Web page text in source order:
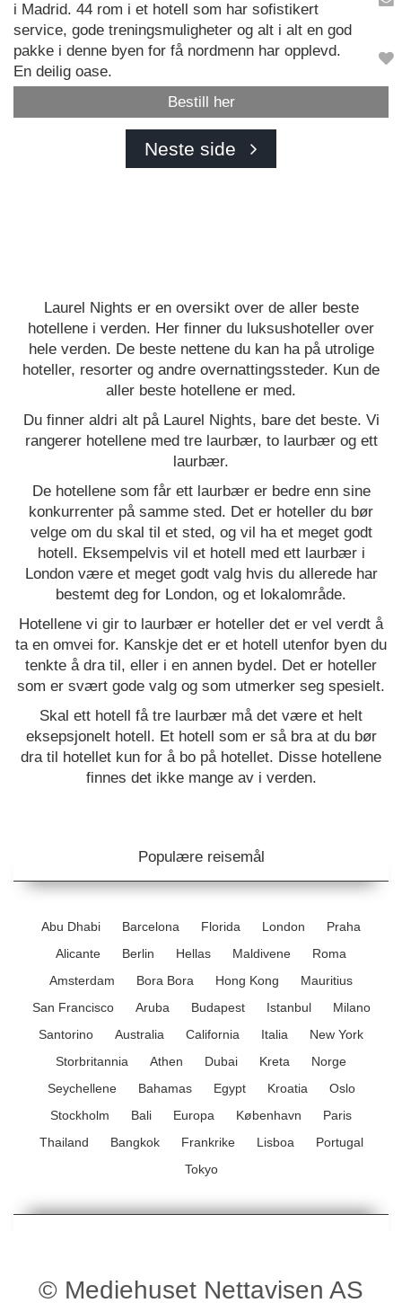
i Madrid. 44 rom i et hotell som har sofistikert
service, gode treningsmuligheter og alt i alt en god
pakke i denne byen for få nordmenn har opplevd.
En deilig oase.
Bestill her
Neste side
Laurel Nights er en oversikt over de aller beste
hotellene i verden. Her finner du luksushoteller over
hele verden. De beste nettene du kan ha på utrolige
hoteller, resorter og andre overnattingssteder. Kun de
aller beste hotellene er med.
Du finner aldri alt på Laurel Nights, bare det beste. Vi
rangerer hotellene med tre laurbær, to laurbær og ett
laurbær.
De hotellene som får ett laurbær er bedre enn sine
konkurrenter på samme sted. Det er hoteller du bør
velge om du skal til et sted, og vil ha et meget godt
hotell. Eksempelvis vil et hotell med ett laurbær i
London være et meget godt valg hvis du allerede har
bestemt deg for London, og et lokalområde.
Hotellene vi gir to laurbær er hoteller det er vel verdt å
ta en omvei for. Kanskje det er et hotell utenfor byen du
tenkte å dra til, eller i en annen bydel. Det er hoteller
som er svært gode valg og som utmerker seg spesielt.
Skal ett hotell få tre laurbær må det være et helt
eksepsjonelt hotell. Et hotell som er så bra at du bør
dra til hotellet kun for å bo på hotellet. Disse hotellene
finnes det ikke mange av i verden.
Populære reisemål
Abu Dhabi Barcelona Florida London
Praha
Alicante
Berlin Hellas Maldivene
Roma
Amsterdam
Bora Bora Hong Kong
Mauritius
San Francisco
Aruba Budapest Istanbul
Milano
Santorino
Australia California Italia
New York
Storbritannia
Athen Dubai Kreta
Norge
Seychellene
Bahamas Egypt Kroatia
Oslo
Stockholm
Bali Europa København
Paris
Thailand
Bangkok Frankrike Lisboa
Portugal
Tokyo
© Mediehuset Nettavisen AS